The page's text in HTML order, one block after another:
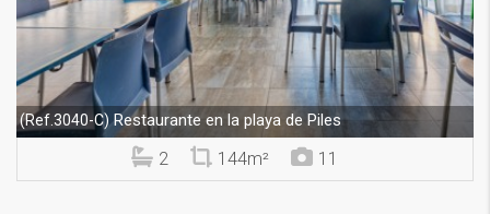
(Ref.3040-C)Restaurante en la playa de Piles
2 144m² 11